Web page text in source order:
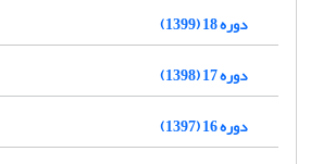
دوره 18 (1399)
دوره 17 (1398)
دوره 16 (1397)